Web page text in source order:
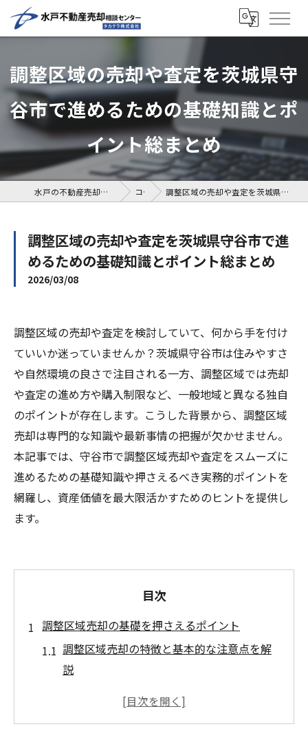
調整区域の売却や査定を茨城県守
谷市で進めるための基礎知識とポ
イント総まとめ
水戸の不動産売却なら水戸不動産売却相談センター コラム 調整区域の売却や査定を茨城県守谷市で進めるための基礎知識とポイント総まとめ
調整区域の売却や査定を茨城県守谷市で進
めるための基礎知識とポイント総まとめ
2026/03/08
調整区域の売却や査定を検討していて、何から手を付け
ていいか迷っていませんか？茨城県守谷市は住みやすさ
や自然環境の良さで注目される一方、調整区域では売却
や査定の進め方や購入制限など、一般地域と異なる独自
のポイントが存在します。こうした背景から、調整区域
売却は専門的な知識や最新事情の把握が欠かせません。
本記事では、守谷市で調整区域売却や査定をスムーズに
進めるための基礎知識や押さえるべき実務的ポイントを
網羅し、資産価値を最大限活かすためのヒントを提供し
ます。
目次
調整区域売却の基礎を押さえるポイント
調整区域売却の特徴と基本的な注意点を解
説
調整区域売却のメリットとデメリットの把